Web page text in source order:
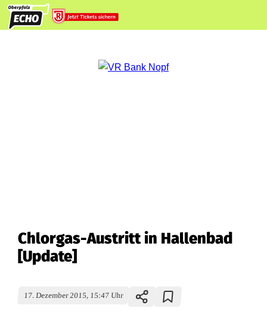
Chlorgas-Austritt in Hallenbad
[Update]
17. Dezember 2015, 15:47 Uhr